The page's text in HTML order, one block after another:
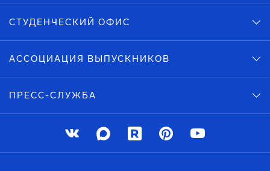
СТУДЕНЧЕСКИЙ ОФИС
АССОЦИАЦИЯ ВЫПУСКНИКОВ
ПРЕСС-СЛУЖБА